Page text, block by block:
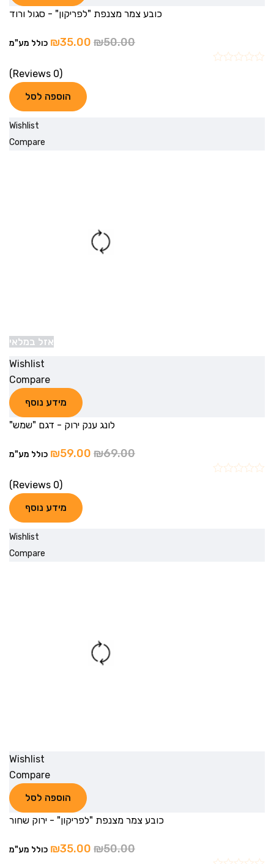
כובע צמר מצנפת "לפריקון" - סגול ורוד
₪50.00
₪35.00 כולל מע"מ
(0 Reviews)
הוספה לסל
Wishlist
Compare
אזל במלאי
Wishlist
Compare
מידע נוסף
לונג ענק ירוק - דגם "שמש"
₪69.00
₪59.00 כולל מע"מ
(0 Reviews)
מידע נוסף
Wishlist
Compare
Wishlist
Compare
הוספה לסל
כובע צמר מצנפת "לפריקון" - ירוק שחור
₪50.00
₪35.00 כולל מע"מ